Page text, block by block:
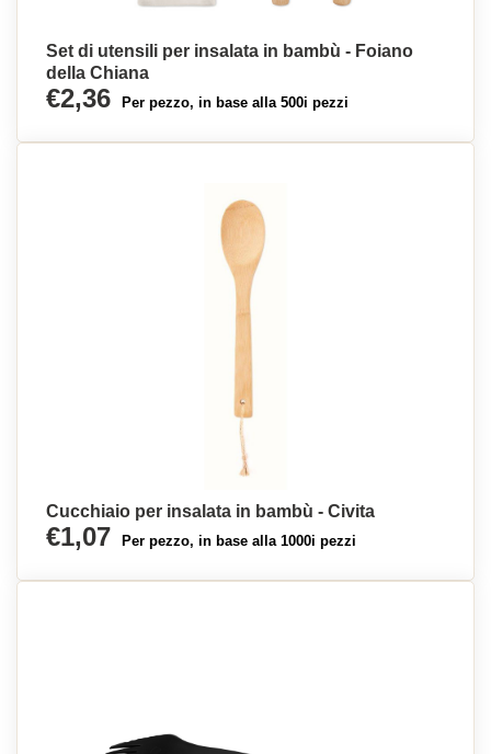
Set di utensili per insalata in bambù - Foiano
della Chiana
€2,36 Per pezzo, in base alla 500i pezzi
Cucchiaio per insalata in bambù - Civita
€1,07 Per pezzo, in base alla 1000i pezzi